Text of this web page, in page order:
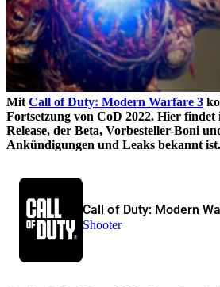
Mit Call of Duty: Modern Warfare 3
Fortsetzung von CoD 2022. Hier
Release, der Beta, Vorbesteller-Boni
Ankündigungen und Leaks bekannt ist.
Call of Duty: Modern
Shooter